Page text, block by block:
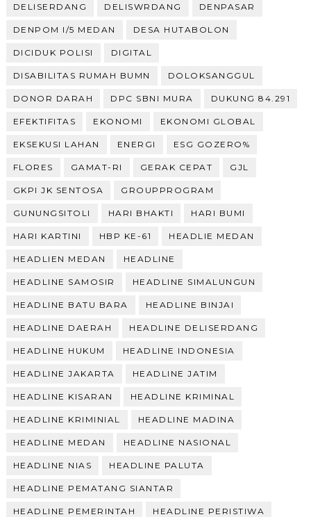
DELISERDANG DELISWRDANG DENPASAR
DENPOM I/5 MEDAN DESA HUTABOLON
DICIDUK POLISI DIGITAL
DISABILITAS RUMAH BUMN DOLOKSANGGUL
DONOR DARAH DPC SBNI MURA DUKUNG 84.291
EFEKTIFITAS EKONOMI EKONOMI GLOBAL
EKSEKUSI LAHAN ENERGI ESG GOZERO%
FLORES GAMAT-RI GERAK CEPAT GJL
GKPI JK SENTOSA GROUPPROGRAM
GUNUNGSITOLI HARI BHAKTI HARI BUMI
HARI KARTINI HBP KE-61 HEADLIE MEDAN
HEADLIEN MEDAN HEADLINE
HEADLINE SAMOSIR HEADLINE SIMALUNGUN
HEADLINE BATU BARA HEADLINE BINJAI
HEADLINE DAERAH HEADLINE DELISERDANG
HEADLINE HUKUM HEADLINE INDONESIA
HEADLINE JAKARTA HEADLINE JATIM
HEADLINE KISARAN HEADLINE KRIMINAL
HEADLINE KRIMINIAL HEADLINE MADINA
HEADLINE MEDAN HEADLINE NASIONAL
HEADLINE NIAS HEADLINE PALUTA
HEADLINE PEMATANG SIANTAR
HEADLINE PEMERINTAH HEADLINE PERISTIWA